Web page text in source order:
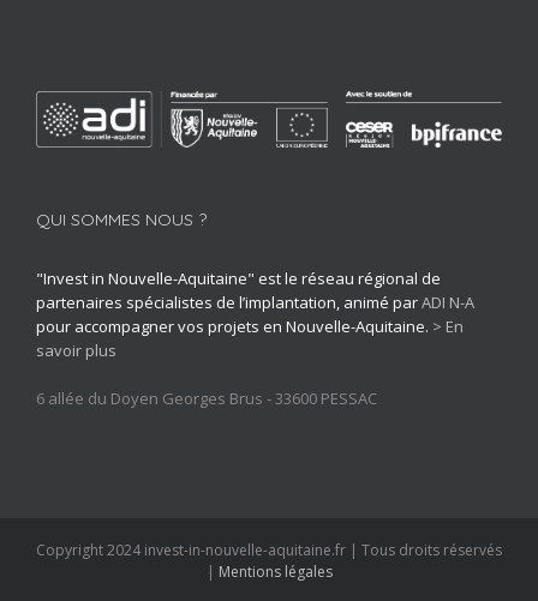
QUI SOMMES NOUS ?
"Invest in Nouvelle-Aquitaine" est le réseau régional de
partenaires spécialistes de l’implantation, animé parADI N-A
pour accompagner vos projets en Nouvelle-Aquitaine. > En
savoir plus
6 allée du Doyen Georges Brus - 33600 PESSAC
Copyright 2024 invest-in-nouvelle-aquitaine.fr | Tous droits réservés
| Mentions légales